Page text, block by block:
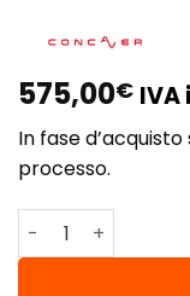
575,00€ IVA
In fase
processo.
Concaver CVR6